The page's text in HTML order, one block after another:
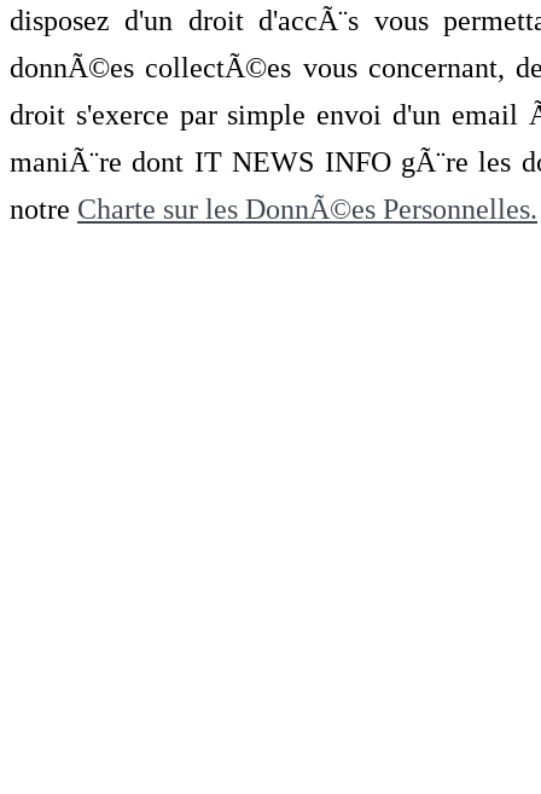
disposez d'un droit d'accÃ¨s vous
donnÃ©es collectÃ©es vous concernant,
droit s'exerce par simple envoi d'un
maniÃ¨re dont IT NEWS INFO gÃ¨re les
notre Charte sur les DonnÃ©es Personnelles.